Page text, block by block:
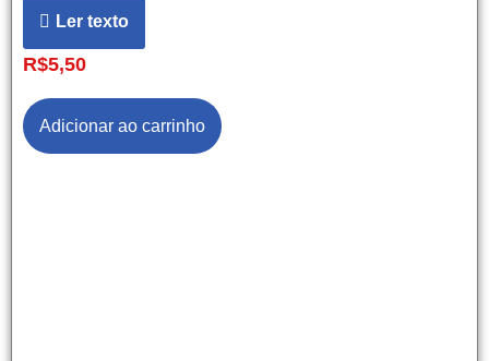
Ler texto
R$5,50
Adicionar ao carrinho